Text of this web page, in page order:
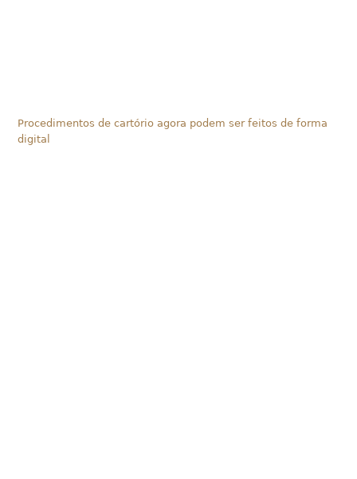
Procedimentos de cartório agora podem ser feitos de forma
digital